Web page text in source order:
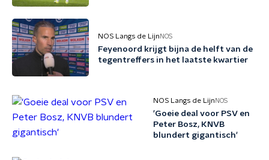
NOS Langs de Lijn NOS
Feyenoord krijgt bijna de helft van de
tegentreffers in het laatste kwartier
NOS Langs de Lijn NOS
'Goeie deal voor PSV en
Peter Bosz, KNVB
blundert gigantisch'